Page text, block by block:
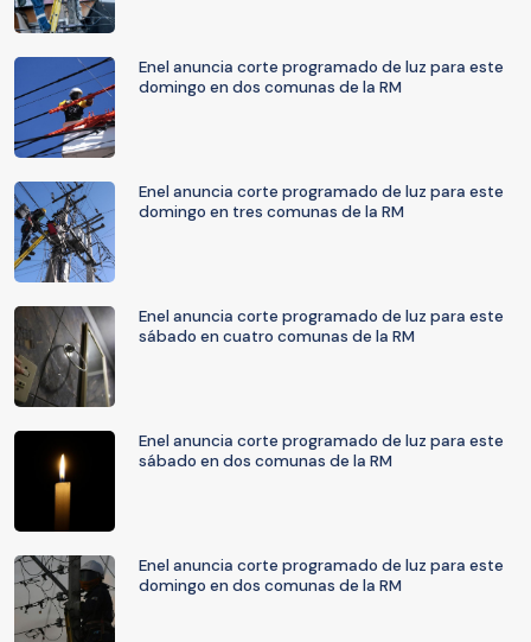
Enel anuncia corte programado de luz para este
domingo en dos comunas de la RM
Enel anuncia corte programado de luz para este
domingo en tres comunas de la RM
Enel anuncia corte programado de luz para este
sábado en cuatro comunas de la RM
Enel anuncia corte programado de luz para este
sábado en dos comunas de la RM
Enel anuncia corte programado de luz para este
domingo en dos comunas de la RM